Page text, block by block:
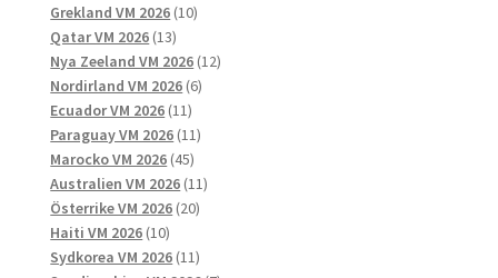
produkter
Grekland VM 2026 1010
Qatar VM 2026 1313
produkter
Nya Zeeland VM 2026 1212
Nordirland VM 2026 66
Ecuador VM 2026 1111
produkter
Paraguay VM 2026 1111
Marocko VM 2026 4545
produkter
Australien VM 2026 1111
Österrike VM 2026 2020
Haiti VM 2026 1010
produkter
Sydkorea VM 2026 1111